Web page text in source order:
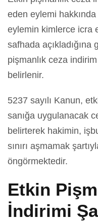
eden eylemi hakkında
eylemin kimlerce icra
safhada
pişmanlık ceza
belirlenir.
5237 sayılı Kanun,
sanığa uygulanacak
belirterek hakimin,
sınırı aşmamak
öngörmektedir.
Etkin
İndirimi